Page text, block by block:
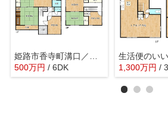
500万円 / 6DK
1,300万円 /